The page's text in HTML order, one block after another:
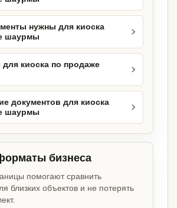
нужны для киоска
шаурмы
киоска по продаже
документов для киоска
шаурмы
бизнеса
помогают сравнить
близких объектов и не потерять